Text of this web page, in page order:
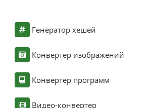
Генератор хешей
Конвертер изображений
Конвертер программ
Видео-конвертер